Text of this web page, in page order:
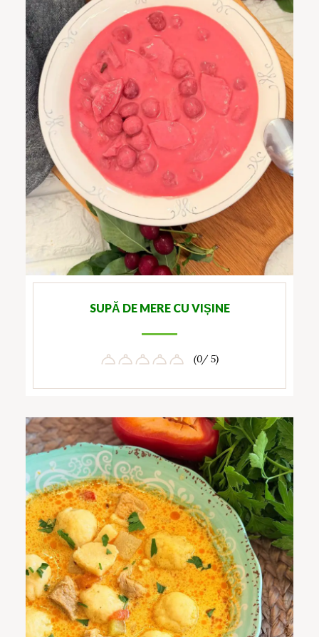
SUPĂ DE MERE CU VIȘINE
(0/ 5)